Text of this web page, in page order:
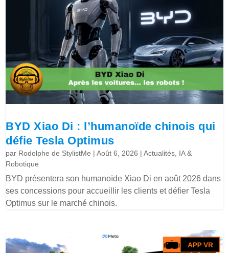
BYD Xiao Di : l’humanoïde chinois qui
défie Tesla Optimus
par Rodolphe de StylistMe |Août 6, 2026 |Actualités, IA &
Robotique
BYD présentera son humanoïde Xiao Di en août 2026 dans
ses concessions pour accueillir les clients et défier Tesla
Optimus sur le marché chinois.